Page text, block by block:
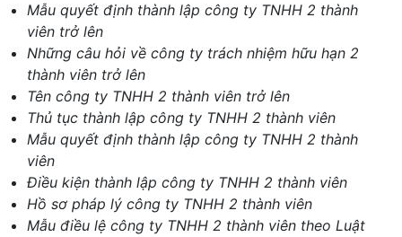
Mẫu quyết định thành lập công ty TNHH 2 thành
viên trở lên
Những câu hỏi về công ty trách nhiệm hữu hạn 2
thành viên trở lên
Tên công ty TNHH 2 thành viên trở lên
Thủ tục thành lập công ty TNHH 2 thành viên
Mẫu quyết định thành lập công ty TNHH 2 thành
viên
Điều kiện thành lập công ty TNHH 2 thành viên
Hồ sơ pháp lý công ty TNHH 2 thành viên
Mẫu điều lệ công ty TNHH 2 thành viên theo Luật